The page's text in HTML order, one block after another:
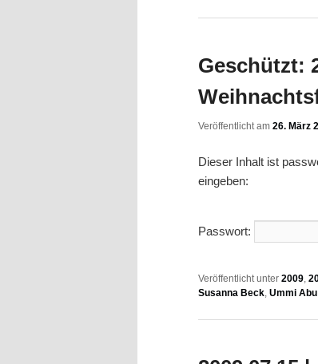
Geschützt:
Veröffentlicht am 26. März
Dieser Inhalt ist
eingeben:
Passwort:
Veröffentlicht unter 2009,
Susanna Beck, Ummi Abu